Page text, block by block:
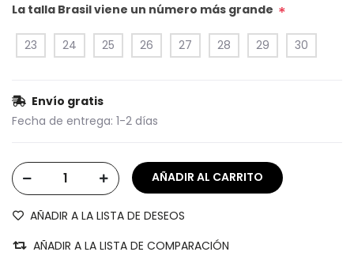
La talla Brasil viene un número más grande *
23 24 25 26 27 28 29 30
Envío gratis
Fecha de entrega: 1-2 días
AÑADIR A LA LISTA DE DESEOS
AÑADIR A LA LISTA DE COMPARACIÓN